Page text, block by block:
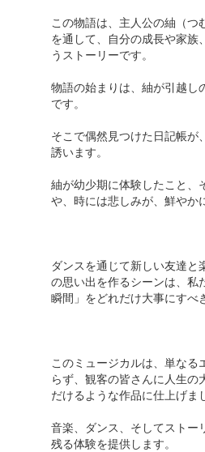
この物語は、主人公の紬（つ
を通して、自分の成長や家族
うストーリーです。
物語の始まりは、紬が引越し
です。
そこで偶然見つけた日記帳が
誘います。
紬が幼少期に体験したこと、
や、時には悲しみが、鮮やか
ダンスを通じて新しい友達と
の思い出を作るシーンは、私
瞬間」をどれだけ大事にすべ
このミュージカルは、単なる
らず、観客の皆さんに人生の
だけるような作品に仕上げま
音楽、ダンス、そしてストー
残る体験を提供します。